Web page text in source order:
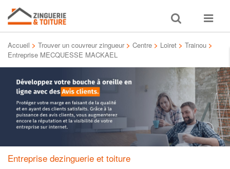
Toggle
search
Toggle
Accueil > Trouver un couvreur zingueur > Centre > Loiret > Trainou >
Entreprise MECQUESSE MACKAEL
Entreprise dezinguerie et toiture